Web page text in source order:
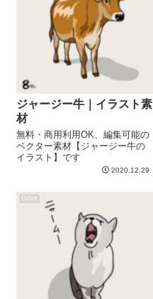
ジャージー牛｜イラスト素
材
無料・商用利用OK、編集可能の
ベクター素材【ジャージー牛の
イラスト】です
2020.12.29
Other